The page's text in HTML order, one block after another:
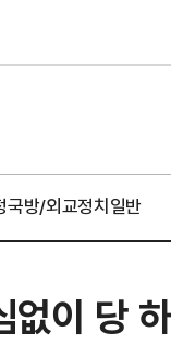
국방/외교정치일반
없이 당